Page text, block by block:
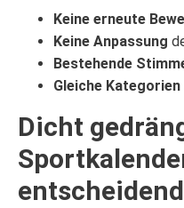
Keine erneute
Keine Anpassung
Bestehende
Gleiche Kategorien
Dicht